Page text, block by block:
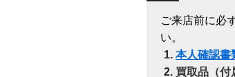
ご来店前に必
い。
本人確認書
買取品（付